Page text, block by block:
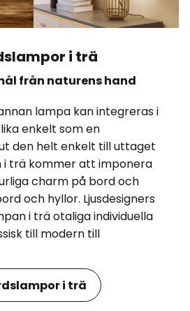
i trä
från naturens hand
lampa kan integreras i
enkelt som en
den helt enkelt till uttaget
i trä kommer att imponera
charm på bord och
och hyllor. Ljusdesigners
i trä otaliga individuella
till modern till
i trä